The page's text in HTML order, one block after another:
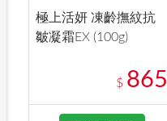
極上活妍 凍齡撫紋抗
皺凝霜EX (100g)
$ 865